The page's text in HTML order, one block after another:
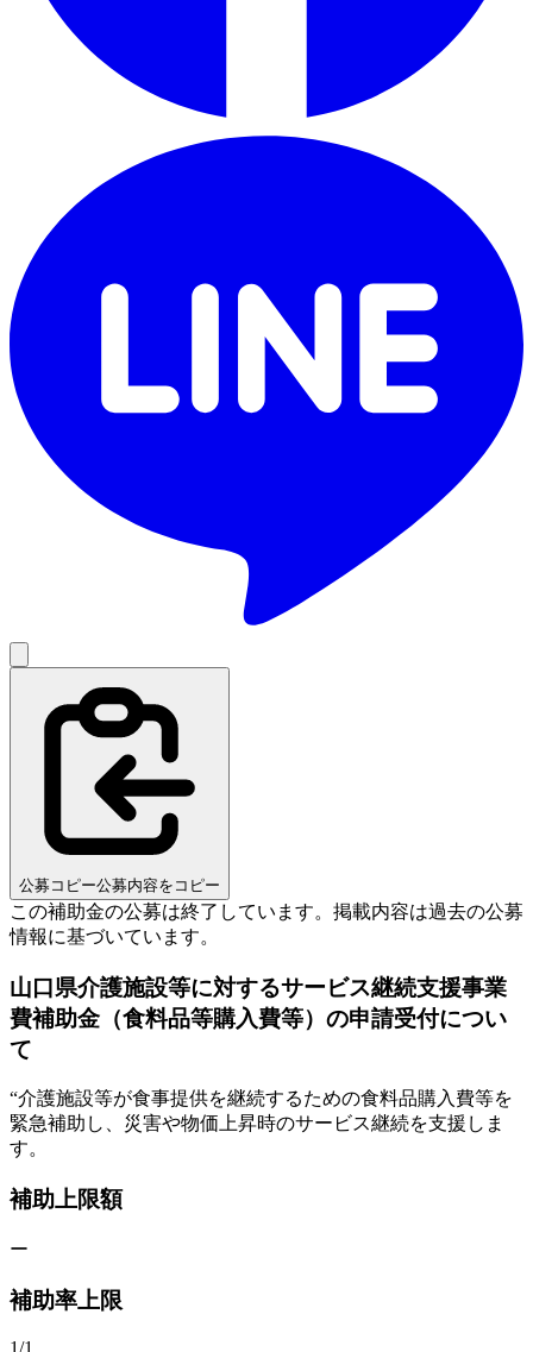
公募コピー公募内容をコピー
この補助金の公募は終了しています。 掲載内容は過去の公募
情報に基づいています。
山口県介護施設等に対するサービス継続支援事業
費補助金（食料品等購入費等）の申請受付につい
て
“介護施設等が食事提供を継続するための食料品購入費等を
緊急補助し、災害や物価上昇時のサービス継続を支援しま
す。
補助上限額
ー
補助率上限